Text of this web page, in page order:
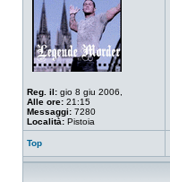
Reg. il: gio 8 giu 2006,
Alle ore: 21:15
Messaggi: 7280
Località: Pistoia
Top